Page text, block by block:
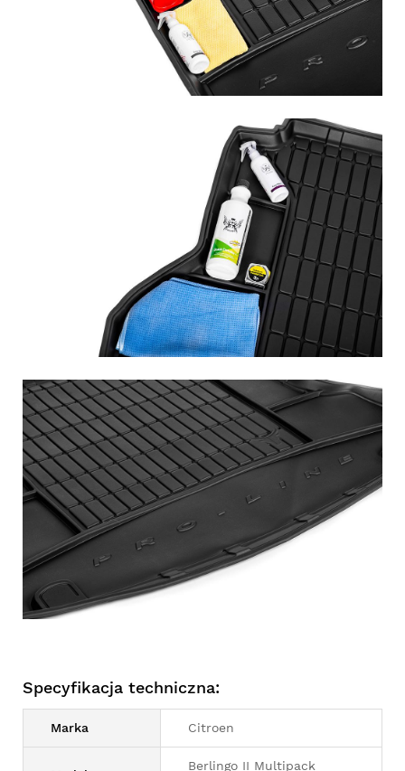
Specyfikacja techniczna:
Marka Citroen
Berlingo II Multipack